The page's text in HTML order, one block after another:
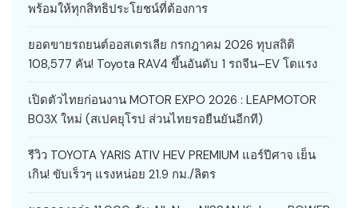
พร้อมให้ทุกสิทธิประโยชน์ที่ต้องการ
ยอดขายรถยนต์ออสเตรเลีย กรกฎาคม 2026 ทุบสถิติ
108,577 คัน! Toyota RAV4 ขึ้นอันดับ 1 รถจีน–EV โตแรง
เปิดตัวไทยก่อนงาน MOTOR EXPO 2026 : LEAPMOTOR
B03X ใหม่ (สเปคยุโรป ส่วนไทยรอยืนยันอีกที)
รีวิว TOYOTA YARIS ATIV HEV PREMIUM แอร์ปีศาจ เย็น
เกิน! ขับเร็วๆ แรงหน่อย 21.9 กม./ลิตร